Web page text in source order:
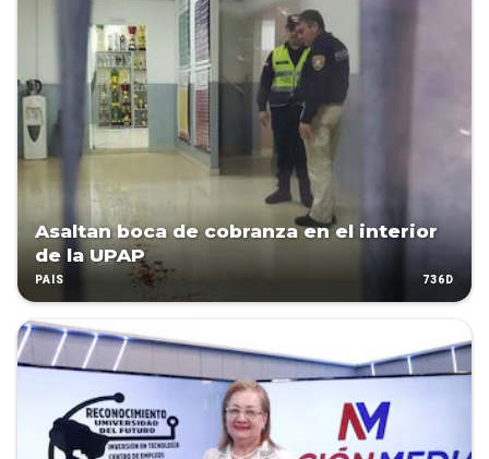
Asaltan boca de cobranza en el interior
de la UPAP
PAÍS 736D